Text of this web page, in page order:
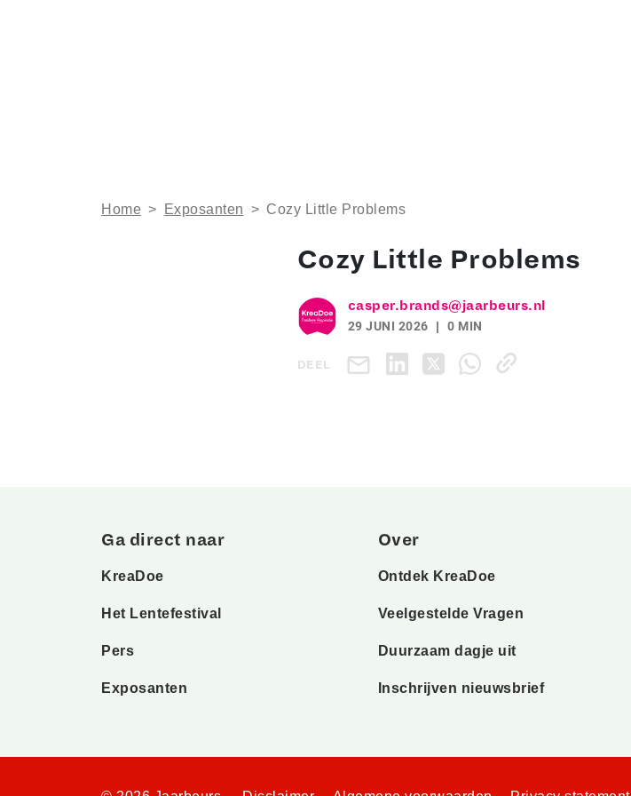
Home > Exposanten > Cozy Little Problems
Cozy Little Problems
casper.brands@jaarbeurs.nl
29 JUNI 2026
0 MIN
DEEL
Ga direct naar
KreaDoe
Het Lentefestival
Pers
Exposanten
Over
Ontdek KreaDoe
Veelgestelde Vragen
Duurzaam dagje uit
Inschrijven nieuwsbrief